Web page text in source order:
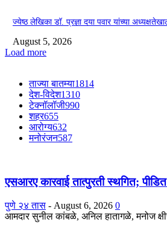
ज्येष्ठ लेखिका डॉ. प्रज्ञा दया पवार यांच्या
August 5, 2026
Load more
ताज्या बातम्या1814
देश-विदेश1310
टेक्नॉलॉजी990
शहर655
आरोग्य632
मनोरंजन587
एसआरए कारवाई तात्पुरती स्थगित;
पुणे २४ तास - August 6, 2026 0
आमदार सुनील कांबळे, अनिल हातागळे, मनोज